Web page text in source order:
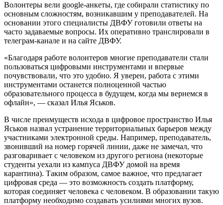
Волонтеры вели google-анкеты, где собирали статистику по
основным сложностям, возникавшим у преподавателей. На
основании этого специалисты ДВФУ готовили ответы на
часто задаваемые вопросы. Их оперативно транслировали в
телеграм-канале и на сайте ДВФУ.
«Благодаря работе волонтеров многие преподаватели стали
пользоваться цифровыми инструментами и впервые
почувствовали, что это удобно. Я уверен, работа с этими
инструментами останется полноценной частью
образовательного процесса в будущем, когда мы вернемся в
офлайн», — сказал Илья Яськов.
В числе преимуществ исхода в цифровое пространство Илья
Яськов назвал устранение территориальных барьеров между
участниками электронной среды. Например, преподаватель,
звонивший на номер горячей линии, даже не замечал, что
разговаривает с человеком из другого региона (некоторые
студенты уехали из кампуса ДВФУ домой на время
карантина). Таким образом, самое важное, что предлагает
цифровая среда — это возможность создать платформу,
которая соединяет человека с человеком. В образовании такую
платформу необходимо создавать усилиями многих вузов.